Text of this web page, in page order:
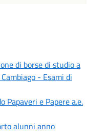
di borse di studio a
- Esami di
Papaveri e Papere a.e.
alunni anno